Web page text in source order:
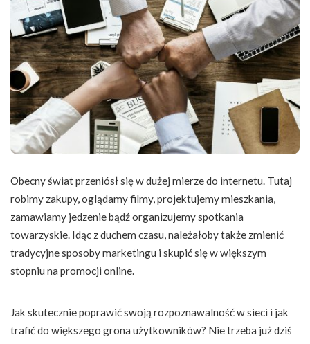
Obecny świat przeniósł się w dużej mierze do internetu. Tutaj
robimy zakupy, oglądamy filmy, projektujemy mieszkania,
zamawiamy jedzenie bądź organizujemy spotkania
towarzyskie. Idąc z duchem czasu, należałoby także zmienić
tradycyjne sposoby marketingu i skupić się w większym
stopniu na promocji online.
Jak skutecznie poprawić swoją rozpoznawalność w sieci i jak
trafić do większego grona użytkowników? Nie trzeba już dziś